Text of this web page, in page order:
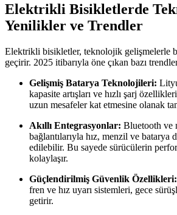
Elektrikli Bisikletlerde
Yenilikler ve Trendler
Elektrikli bisikletler, teknolojik gelişmelerle
geçirir. 2025 itibarıyla öne çıkan bazı
Gelişmiş Batarya Teknolojileri:
kapasite artışları ve hızlı şarj
uzun mesafeler kat etmesine olanak
Akıllı Entegrasyonlar: Bluetooth ve
bağlantılarıyla hız, menzil ve
edilebilir. Bu sayede sürücülerin
kolaylaşır.
Güçlendirilmiş Güvenlik Özellikleri:
fren ve hız uyarı sistemleri, gece
getirir.